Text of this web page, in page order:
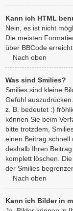
Kann ich HTML
Nein, es ist nicht
Die meisten
über BBCode erreicht
Nach oben
Was sind Smilies?
Smilies sind kleine
Gefühl
z. B. bedeutet :)
können Sie beim
bitte trotzdem,
einen Beitrag
deshalb Ihren
komplett löschen.
der Smilies
Nach oben
Kann ich Bilder in